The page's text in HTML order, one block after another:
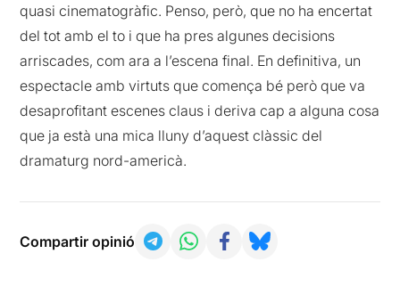
quasi cinematogràfic. Penso, però, que no ha encertat
del tot amb el to i que ha pres algunes decisions
arriscades, com ara a l’escena final. En definitiva, un
espectacle amb virtuts que comença bé però que va
desaprofitant escenes claus i deriva cap a alguna cosa
que ja està una mica lluny d’aquest clàssic del
dramaturg nord-americà.
Compartir opinió